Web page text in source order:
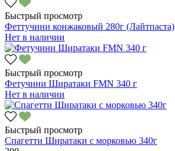
Быстрый просмотр
Феттучини конжаковый 280г (Лайтпаста)
Нет в наличии
Быстрый просмотр
Фетучини Ширатаки FMN 340 г
Нет в наличии
Быстрый просмотр
Спагетти Ширатаки с морковью 340г